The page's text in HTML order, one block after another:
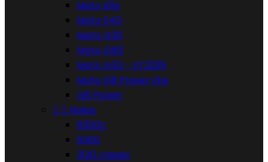
Moto E6s
Moto E40
Moto G20
Moto G60
Moto G32 - XT2235
Moto G8 Power Lite
G8 Power
  Nokia
6500c
6300
3120 classic